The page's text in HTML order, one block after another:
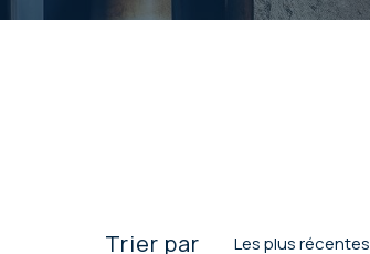
Trier par Les plus récentes